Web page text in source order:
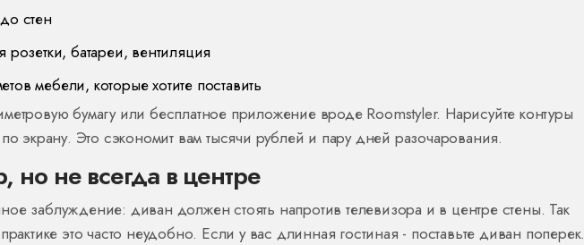
стен
розетки, батареи, вентиляция
мебели, которые хотите поставить
бумагу или бесплатное приложение вроде Roomstyler. Нарисуйте контуры
экрану. Это сэкономит вам тысячи рублей и пару дней разочарования.
но не всегда в центре
заблуждение: диван должен стоять напротив телевизора и в центре стены. Так
это часто неудобно. Если у вас длинная гостиная - поставьте диван поперек.